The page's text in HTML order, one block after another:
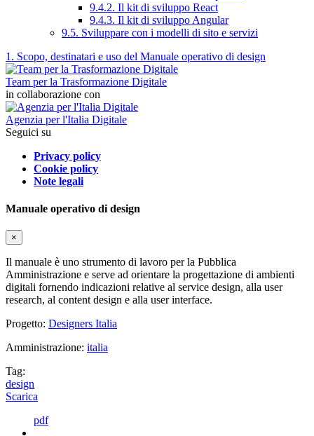
9.4.2. Il kit di sviluppo React
9.4.3. Il kit di sviluppo Angular
9.5. Sviluppare con i modelli di sito e servizi
1. Scopo, destinatari e uso del Manuale operativo di design
Team per la Trasformazione Digitale
in collaborazione con
Agenzia per l'Italia Digitale
Seguici su
Privacy policy
Cookie policy
Note legali
Manuale operativo di design
×
Il manuale è uno strumento di lavoro per la Pubblica
Amministrazione e serve ad orientare la progettazione di ambienti
digitali fornendo indicazioni relative al service design, alla user
research, al content design e alla user interface.
Progetto: Designers Italia
Amministrazione: italia
Tag:
design
Scarica
pdf